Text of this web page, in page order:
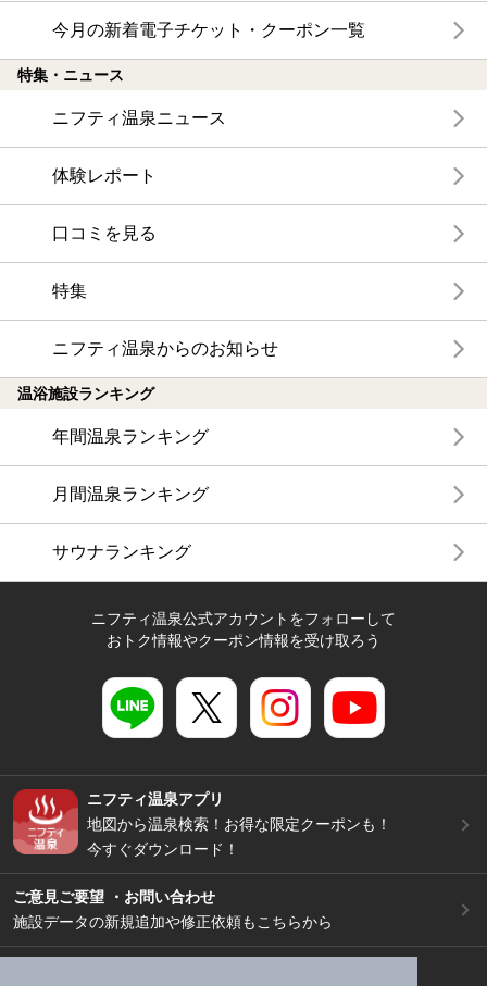
今月の新着電子チケット・クーポン一覧
特集・ニュース
ニフティ温泉ニュース
体験レポート
口コミを見る
特集
ニフティ温泉からのお知らせ
温浴施設ランキング
年間温泉ランキング
月間温泉ランキング
サウナランキング
ニフティ温泉公式アカウントをフォローして
おトク情報やクーポン情報を受け取ろう
ニフティ温泉アプリ
地図から温泉検索！お得な限定クーポンも！
今すぐダウンロード！
ご意見ご要望 ・お問い合わせ
施設データの新規追加や修正依頼もこちらから